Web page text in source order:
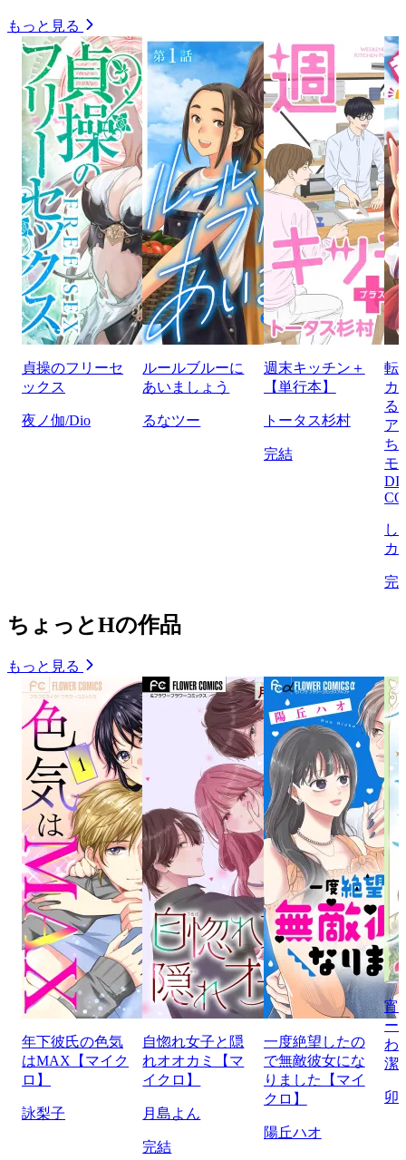
もっと見る
貞操のフリーセ
ックス
夜ノ伽/Dio
ルールブルーに
あいましょう
るなツー
週末キッチン＋
【単行本】
トータス杉村
完結
転
カ
る
ア
ち
モ
し
カ
完
ちょっとHの作品
もっと見る
年下彼氏の色気
はMAX【マイク
ロ】
詠梨子
自惚れ女子と隠
れオオカミ【マ
イクロ】
月島よん
完結
一度絶望したの
で無敵彼女にな
りました【マイ
クロ】
陽丘ハオ
宵
ー
わ
潔
卯